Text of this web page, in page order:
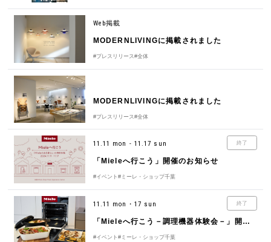
Web掲載
MODERNLIVINGに掲載されました
#プレスリリース#全体
MODERNLIVINGに掲載されました
#プレスリリース #全体
終了
11.11 mon - 11.17 sun
「Mieleへ行こう」開催のお知らせ
#イベント #ミーレ・ショップ千葉
終了
11.11 mon・17 sun
「Mieleへ行こう－調理機器体験会－」開催のお知らせ
#イベント #ミーレ・ショップ千葉